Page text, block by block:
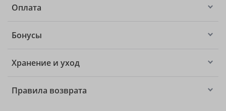
Оплата
Бонусы
Хранение и уход
Правила возврата